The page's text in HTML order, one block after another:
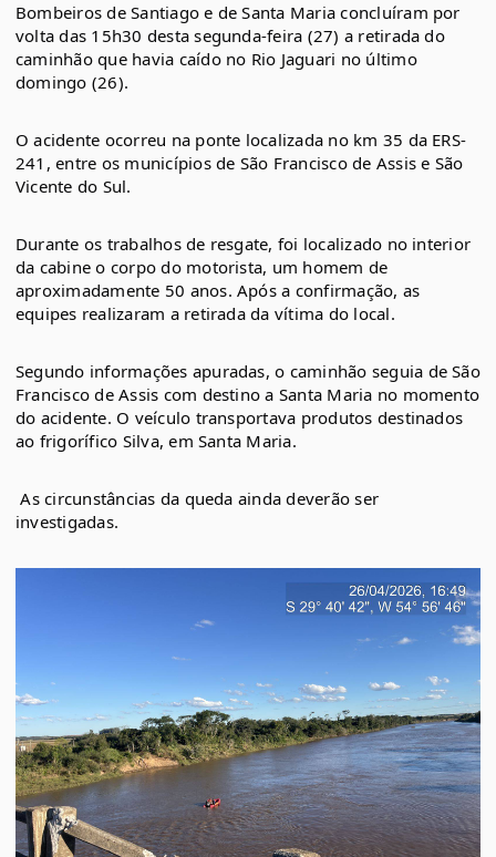
Bombeiros de Santiago e de Santa Maria concluíram por
volta das 15h30 desta segunda-feira (27) a retirada do
caminhão que havia caído no Rio Jaguari no último
domingo (26).
O acidente ocorreu na ponte localizada no km 35 da ERS-
241, entre os municípios de São Francisco de Assis e São
Vicente do Sul.
Durante os trabalhos de resgate, foi localizado no interior
da cabine o corpo do motorista, um homem de
aproximadamente 50 anos. Após a confirmação, as
equipes realizaram a retirada da vítima do local.
Segundo informações apuradas, o caminhão seguia de São
Francisco de Assis com destino a Santa Maria no momento
do acidente. O veículo transportava produtos destinados
ao frigorífico Silva, em Santa Maria.
️ As circunstâncias da queda ainda deverão ser
investigadas.